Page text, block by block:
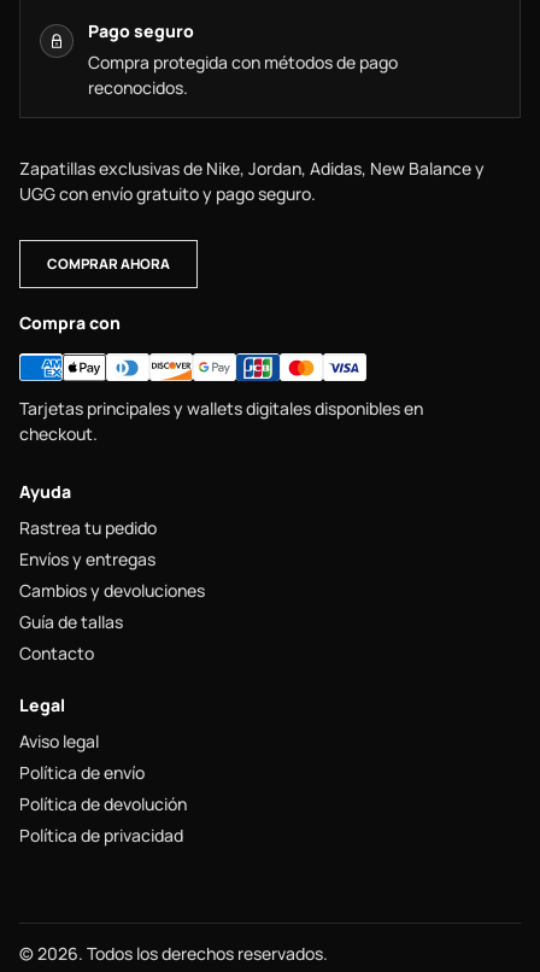
Pago seguro
Compra protegida con métodos de pago
reconocidos.
Zapatillas exclusivas de Nike, Jordan, Adidas, New Balance y
UGG con envío gratuito y pago seguro.
COMPRAR AHORA
Compra con
Tarjetas principales y wallets digitales disponibles en
checkout.
Ayuda
Rastrea tu pedido
Envíos y entregas
Cambios y devoluciones
Guía de tallas
Contacto
Legal
Aviso legal
Política de envío
Política de devolución
Política de privacidad
© 2026. Todos los derechos reservados.